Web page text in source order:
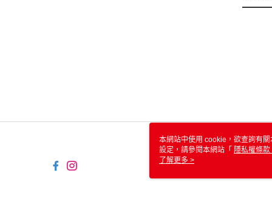
本網站中使用 cookie，欲查詢有
設定，請參閱本網站「 隱私權條款
使用 cookie。
了解更多 >